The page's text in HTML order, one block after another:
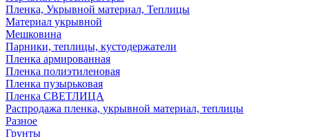
Пленка, Укрывной материал, Теплицы
Материал укрывной
Мешковина
Парники, теплицы, кустодержатели
Пленка армированная
Пленка полиэтиленовая
Пленка пузырьковая
Пленка СВЕТЛИЦА
Распродажа пленка, укрывной материал, теплицы
Разное
Грунты